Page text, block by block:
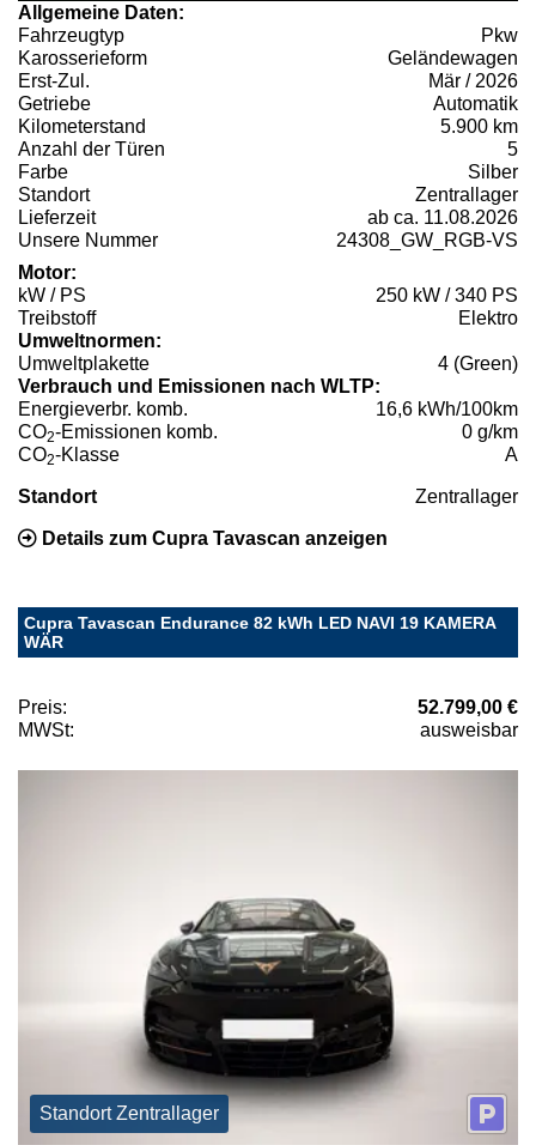
Allgemeine Daten:
Fahrzeugtyp
Pkw
Karosserieform
Geländewagen
Erst-Zul.
Mär / 2026
Getriebe
Automatik
Kilometerstand
5.900 km
Anzahl der Türen
5
Farbe
Silber
Standort
Zentrallager
Lieferzeit
ab ca. 11.08.2026
Unsere Nummer
24308_GW_RGB-VS
Motor:
kW / PS
250 kW / 340 PS
Treibstoff
Elektro
Umweltnormen:
Umweltplakette
4 (Green)
Verbrauch und Emissionen nach WLTP:
Energieverbr. komb.
16,6 kWh/100km
CO2-Emissionen komb.
0 g/km
CO2-Klasse A
Standort Zentrallager
Details zum Cupra Tavascan anzeigen
Cupra Tavascan Endurance 82 kWh LED NAVI 19 KAMERA
WÄR
Preis:
52.799,00 €
MWSt:
ausweisbar
Standort Zentrallager